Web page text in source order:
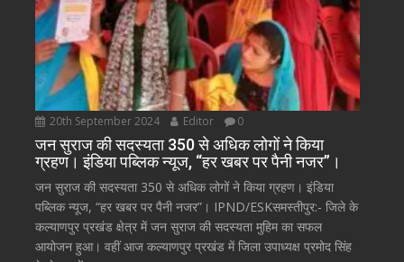
20th September 2024 Editor 0
जन सुराज की सदस्यता 350 से अधिक लोगों ने किया
ग्रहण। इंडिया पब्लिक न्यूज, “हर खबर पर पैनी नजर”।
जन सुराज की सदस्यता 350 से अधिक लोगों ने किया ग्रहण। इंडिया
पब्लिक न्यूज, “हर खबर पर पैनी नजर”। IPND/ESKसमस्तीपुर:- जिले के
कल्याणपुर प्रखंड क्षेत्र में जन सुराज की सदस्यता मुहिम का सफल
आयोजन हुआ। वहीं आज कल्याणपुर प्रखंड में जिला उपाध्यक्ष प्रमोद सिंह